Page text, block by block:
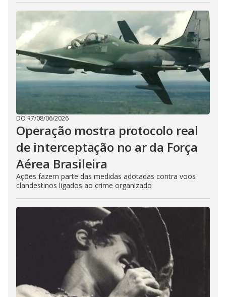
DO R7/08/06/2026
Operação mostra protocolo real
de interceptação no ar da Força
Aérea Brasileira
Ações fazem parte das medidas adotadas contra voos
clandestinos ligados ao crime organizado